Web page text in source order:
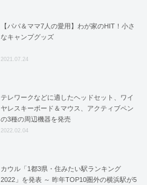
【パパ＆ママ7人の愛用】わが家のHIT！小さ
なキャンプグッズ
2021.07.24
テレワークなどに適したヘッドセット、ワイ
ヤレスキーボード＆マウス、アクティブペン
の3種の周辺機器を発売
2022.02.04
カウル「1都3県・住みたい駅ランキング
2022」を発表 ～ 昨年TOP10圏外の横浜駅が5